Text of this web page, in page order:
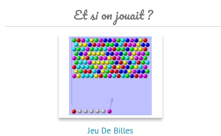
Et si on jouait ?
Jeu De Billes